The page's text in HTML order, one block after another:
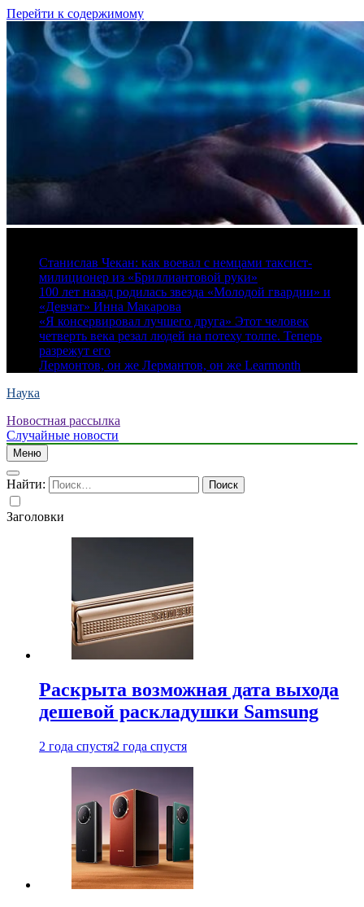
Перейти к содержимому
Станислав Чекан: как воевал с немцами таксист-
милиционер из «Бриллиантовой руки»
100 лет назад родилась звезда «Молодой гвардии» и
«Девчат» Инна Макарова
«Я консервировал лучшего друга» Этот человек
четверть века резал людей на потеху толпе. Теперь
разрежут его
Лермонтов, он же Лермантов, он же Learmonth
Наука
Новостная рассылка
Случайные новости
Меню
Найти:
Заголовки
Раскрыта возможная дата выхода
дешевой раскладушки Samsung
2 года спустя2 года спустя